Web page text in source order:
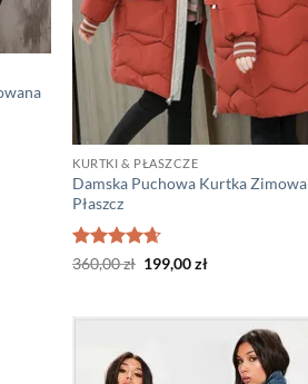
KURTKI & PŁASZCZE
Damska Puchowa Kurtka Zimowa
Płaszcz
Oceniono
360,00zł Pierwotna
cena
199,00złAktualna